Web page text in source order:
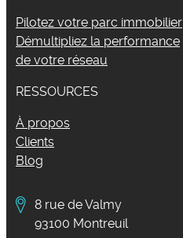
Pilotez votre parc immobilier
Démultipliez la performance
de votre réseau
RESSOURCES
À propos
Clients
Blog
8 rue de Valmy
93100 Montreuil